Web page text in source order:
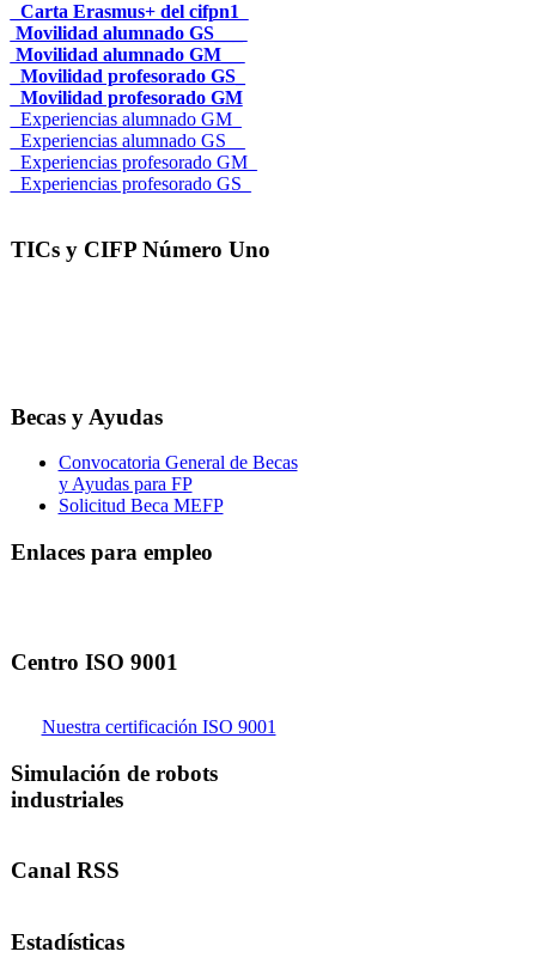
_Carta Erasmus+ del cifpn1
Movilidad alumnado GS___
Movilidad alumnado GM__
_Movilidad profesorado GS_
_Movilidad profesorado GM
_Experiencias alumnado GM_
_Experiencias alumnado GS__
_Experiencias profesorado GM_
_Experiencias profesorado GS_
TICs y CIFP Número Uno
Becas y Ayudas
Convocatoria General de Becas
y Ayudas para FP
Solicitud Beca MEFP
Enlaces para empleo
Centro ISO 9001
Nuestra certificación ISO 9001
Simulación de robots
industriales
Canal RSS
Estadísticas